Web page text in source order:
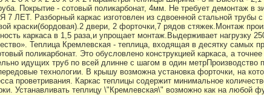
Покрытие - сотовый поликарбонат, 4мм. Не требует демонтаж в
7 ЛЕТ. Разборный каркас изготовлен из сдвоенной стальной трубы
краски(бордовая).2 двери, 2 форточки,7 рядов стяжек.Монтаж
каркаса в 1,5 раза,и упрощает монтаж.Выдерживает нагрузку
Теплица Кремлевская - теплица, входящая в десятку самых
поликарбонат. Это обусловлено конструкцией каркаса, а
идущих труб по всей длинне с шагом в один метрПроизводство
технологии. В крышу возможна установка форточки, на
проветривания. Каркас теплицы содержит минимальное
Устанавливать теплицу \"Кремлевская\" возможно как на любой